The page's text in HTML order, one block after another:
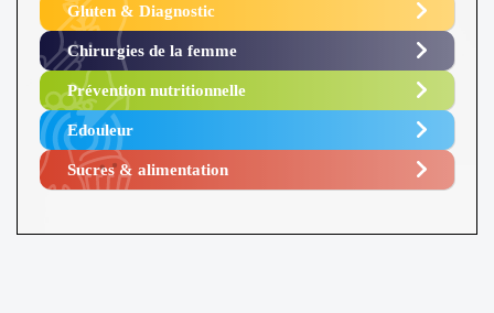
Gluten & Diagnostic
Chirurgies de la femme
Prévention nutritionnelle
Edouleur​
Sucres & alimentation​